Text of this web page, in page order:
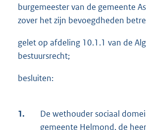
burgemeester van de gemeente
zover het zijn bevoegdheden
gelet op afdeling 10.1.1 van de
bestuursrecht;
besluiten:
1.
De wethouder sociaal
gemeente Helmond, de heer